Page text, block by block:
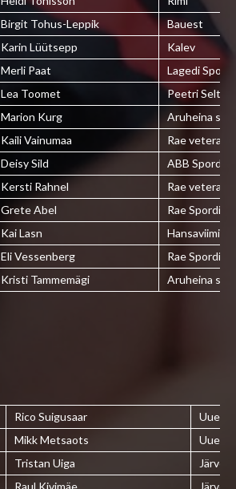
Birgit Tohus-Leppik
Bauest
Karin Lüütsepp
Kalev
Merli Paat
Lagedi SporT
Lea Toomet
Peetri Selts
Marion Kurg
Aruheina
Kaili Vainumaa
Rae veteranid
Deisy Sild
ABB
Kersti Rahnel
Rae veteranid
Grete Abel
Rae
Kai Lasn
Eli Vessenberg
Rae
Kristi Tammemägi Aruheina
Rico Suigusaar
Mikk Metsaots
Tristan Uiga
Raul Kivimäe